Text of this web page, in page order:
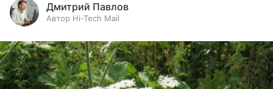
Дмитрий Павлов
Автор Hi-Tech Mail